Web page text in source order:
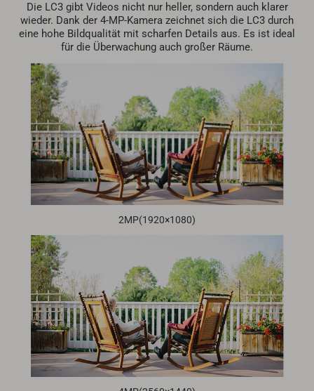
Die LC3 gibt Videos nicht nur heller, sondern auch klarer
wieder. Dank der 4-MP-Kamera zeichnet sich die LC3 durch
eine hohe Bildqualität mit scharfen Details aus. Es ist ideal
für die Überwachung auch großer Räume.
2MP(1920×1080)